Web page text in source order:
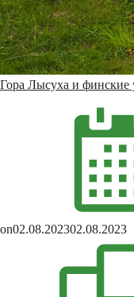
Гора Лысуха и финские
on02.08.202302.08.2023